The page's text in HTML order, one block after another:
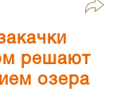
решают
озера